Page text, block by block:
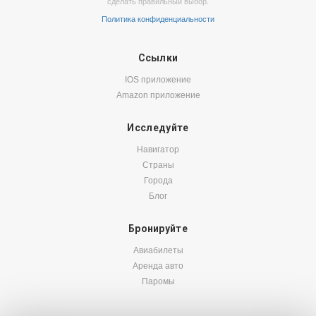
Политика конфиденциальности
Ссылки
IOS приложение
Amazon приложение
Исследуйте
Навигатор
Страны
Города
Блог
Бронируйте
Авиабилеты
Аренда авто
Паромы